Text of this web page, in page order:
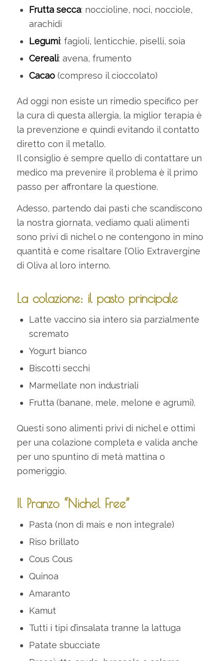
Frutta secca: noccioline, noci, nocciole,
arachidi
Legumi: fagioli, lenticchie, piselli, soia
Cereali: avena, frumento
Cacao(compreso il cioccolato)
Ad oggi non esiste un rimedio specifico per
la cura di questa allergia, la miglior terapia è
la prevenzione e quindi evitando il contatto
diretto con il metallo.
Il consiglio è sempre quello di contattare un
medico ma prevenire il problema è il primo
passo per affrontare la questione.
Adesso, partendo dai pasti che scandiscono
la nostra giornata, vediamo quali alimenti
sono privi di nichel o ne contengono in mino
quantità e come risaltare l’Olio Extravergine
di Oliva al loro interno.
La colazione: il pasto principale
Latte vaccino sia intero sia parzialmente
scremato
Yogurt bianco
Biscotti secchi
Marmellate non industriali
Frutta (banane, mele, melone e agrumi).
Questi sono alimenti privi di nichel e ottimi
per una colazione completa e valida anche
per uno spuntino di metà mattina o
pomeriggio.
Il Pranzo “Nichel Free”
Pasta (non di mais e non integrale)
Riso brillato
Cous Cous
Quinoa
Amaranto
Kamut
Tutti i tipi d’insalata tranne la lattuga
Patate sbucciate